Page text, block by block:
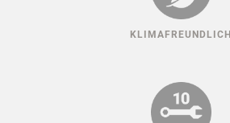
KLIMAFREUNDLICH